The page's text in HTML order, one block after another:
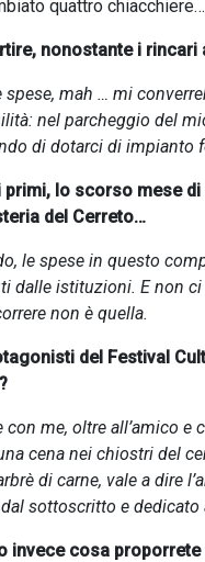
quattro chiacchiere…
nonostante i rincari
spese, mah … mi
nel parcheggio del
di dotarci di impianto
primi, lo scorso mese
del Cerreto…
le spese in questo
dalle istituzioni. E non
non è quella.
del Festival
con me, oltre all’amico
cena nei chiostri del
di carne, vale a dire
sottoscritto e dedicato
invece cosa